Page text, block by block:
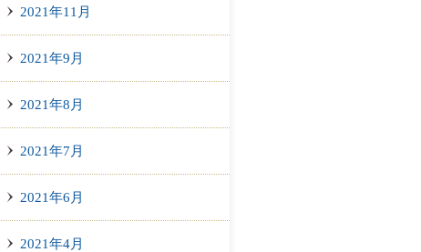
2021年11月
2021年9月
2021年8月
2021年7月
2021年6月
2021年4月